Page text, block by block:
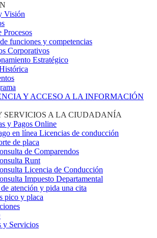
Visión
Procesos
funciones y competencias
Corporativos
Estratégico
Y ACCESO A LA INFORMACIÓN
SERVICIOS A LA CIUDADANÍA
y Pagos Online
en línea Licencias de conducción
de placa
de Comparendos
Runt
Licencia de Conducción
Impuesto Departamental
atención y pida una cita
pico y placa
y Servicios